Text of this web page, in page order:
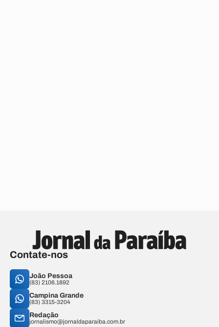
Contate-nos
João Pessoa
(83) 2106.1892
Campina Grande
(83) 3315-3204
Redação
jornalismo@jornaldaparaiba.com.br